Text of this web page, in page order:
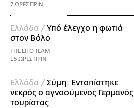
7 ΩΡΕΣ ΠΡΙΝ
Ελλάδα /Υπό έλεγχο η φωτιά
στον Βόλο
THE LIFO TEAM
15 ΩΡΕΣ ΠΡΙΝ
Ελλάδα /Σύμη: Εντοπίστηκε
νεκρός ο αγνοούμενος Γερμανός
τουρίστας